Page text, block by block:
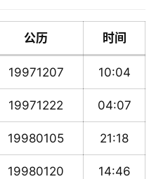
公历 时间
19971207 10:04
19971222 04:07
19980105 21:18
19980120 14:46